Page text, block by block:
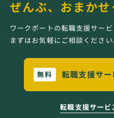
ぜんぶ、おまかせ
ワークポートの転職支援サービ
まずはお気軽にご相談ください
無料 転職支援サ
転職支援サービ